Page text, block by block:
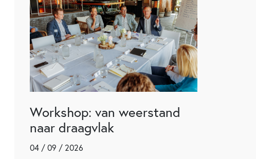
Workshop: van weerstand
naar draagvlak
04 / 09 / 2026